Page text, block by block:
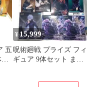
五
¥15,999
呪術廻戦 プライズ フィ
ギュア 9体セット まと